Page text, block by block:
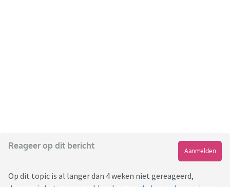
Reageer op dit bericht
Aanmelden
Op dit topic is al langer dan 4 weken niet gereageerd,